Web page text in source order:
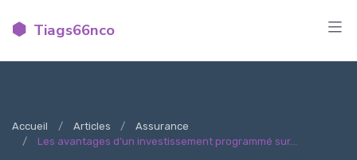
Tiags66nco
Accueil Articles
Assurance
Les avantages d’un investissement programmé sur...